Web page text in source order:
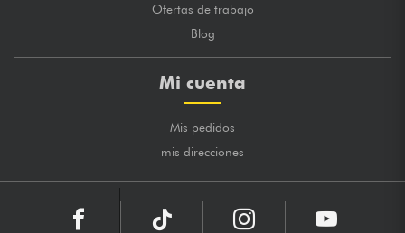
Ofertas de trabajo
Blog
Mi cuenta
Mis pedidos
mis direcciones